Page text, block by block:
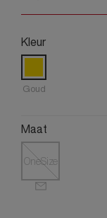
Kleur
Goud
Maat
OneSize